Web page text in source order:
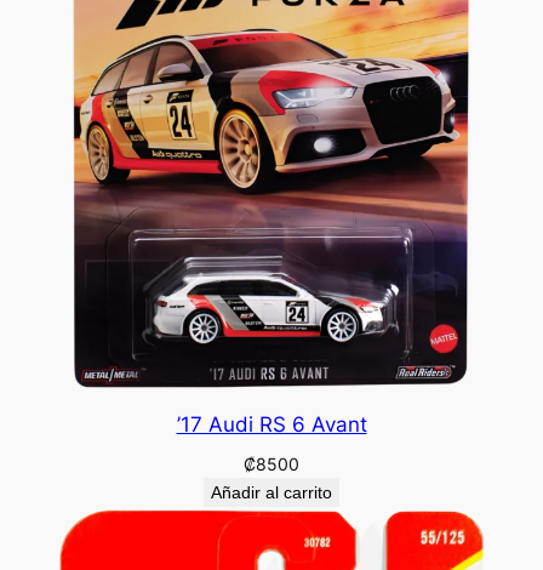
’17 Audi RS 6 Avant
₡8500
Añadir al carrito